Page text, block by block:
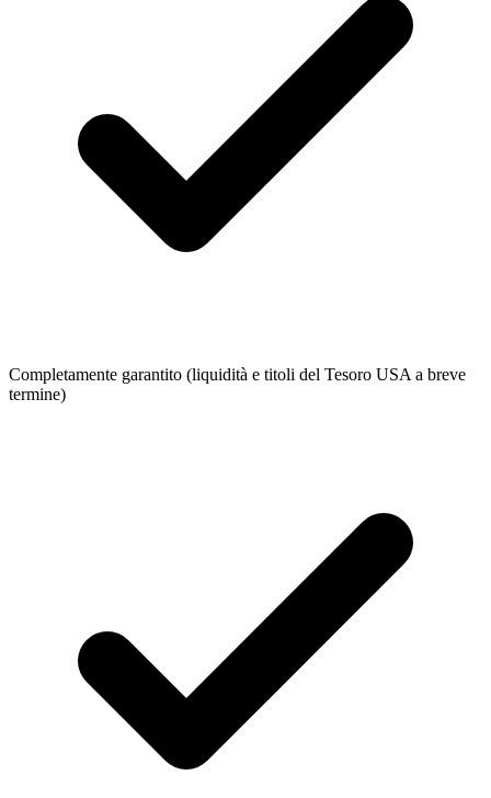
Completamente garantito (liquidità e titoli del Tesoro USA a breve
termine)